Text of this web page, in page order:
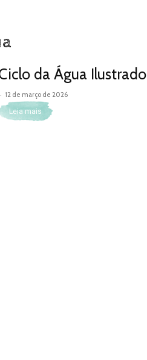
da Água Ilustrado
- 12 de março de 2026
Leia mais